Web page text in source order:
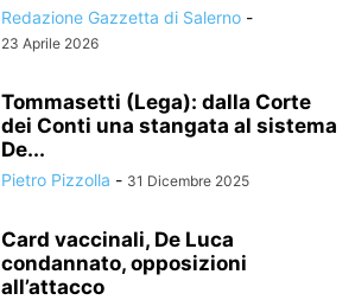
Redazione Gazzetta di Salerno -
23 Aprile 2026
Tommasetti (Lega): dalla Corte
dei Conti una stangata al sistema
De...
Pietro Pizzolla - 31 Dicembre 2025
Card vaccinali, De Luca
condannato, opposizioni
all’attacco